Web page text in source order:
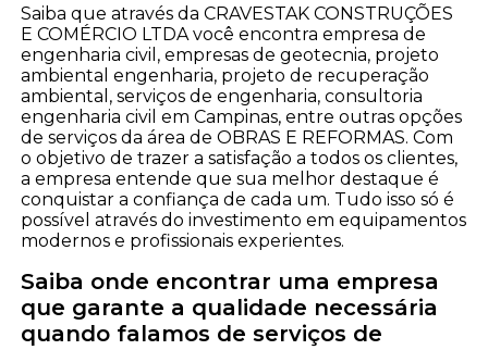
Saiba que através da CRAVESTAK CONSTRUÇÕES
E COMÉRCIO LTDA você encontra empresa de
engenharia civil, empresas de geotecnia, projeto
ambiental engenharia, projeto de recuperação
ambiental, serviços de engenharia, consultoria
engenharia civil em Campinas, entre outras opções
de serviços da área de OBRAS E REFORMAS. Com
o objetivo de trazer a satisfação a todos os clientes,
a empresa entende que sua melhor destaque é
conquistar a confiança de cada um. Tudo isso só é
possível através do investimento em equipamentos
modernos e profissionais experientes.
Saiba onde encontrar uma empresa
que garante a qualidade necessária
quando falamos de serviços de